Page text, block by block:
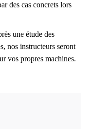
des cas concrets lors
une étude des
nos instructeurs seront
vos propres machines.